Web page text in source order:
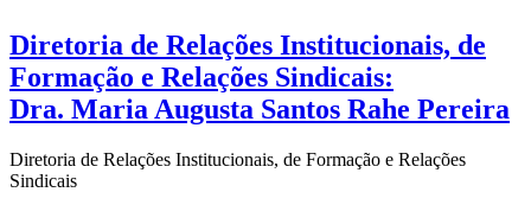
Diretoria de Relações Institucionais, de
Formação e Relações Sindicais:
Dra. Maria Augusta Santos Rahe Pereira
Diretoria de Relações Institucionais, de Formação e Relações
Sindicais